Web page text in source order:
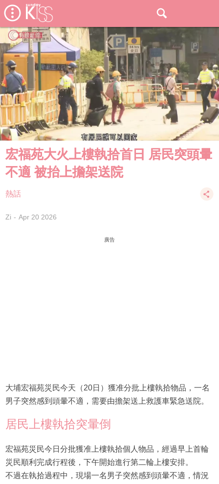
宏福苑大火上樓執拾首日 居民突頭暈
不適 被抬上擔架送院
熱話
Zi Apr 20 2026
廣告
大埔宏福苑災民今天（20日）獲准分批上樓執拾物品，一名
男子突然感到頭暈不適，需要由擔架送上救護車緊急送院。
居民上樓執拾突暈倒
宏福苑災民今日分批獲准上樓執拾個人物品，經過早上首輪
災民順利完成行程後，下午開始進行第二輪上樓安排。
不過在執拾過程中，現場一名男子突然感到頭暈不適，情況